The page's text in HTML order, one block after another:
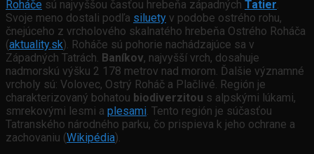
Roháče sú najvyššou časťou hrebeňa západných Tatier.
Svoje meno dostali podľa siluety v podobe ostrého rohu,
čnejúceho z vrcholového skalnatého hrebeňa Ostrého Roháča
(aktuality.sk). Roháče sú pohorie nachádzajúce sa v
Západných Tatrách. Baníkov, najvyšší vrch, dosahuje
nadmorskú výšku 2 178 metrov nad morom. Ďalšie významné
vrcholy sú: Volovec, Ostrý Roháč a Plačlivé. Región je
charakterizovaný bohatou biodiverzitou s alpskými lúkami,
smrekovými lesmi a plesami. Tento región je súčasťou
Tatranského národného parku, čo prispieva k jeho ochrane a
zachovaniu (Wikipédia).